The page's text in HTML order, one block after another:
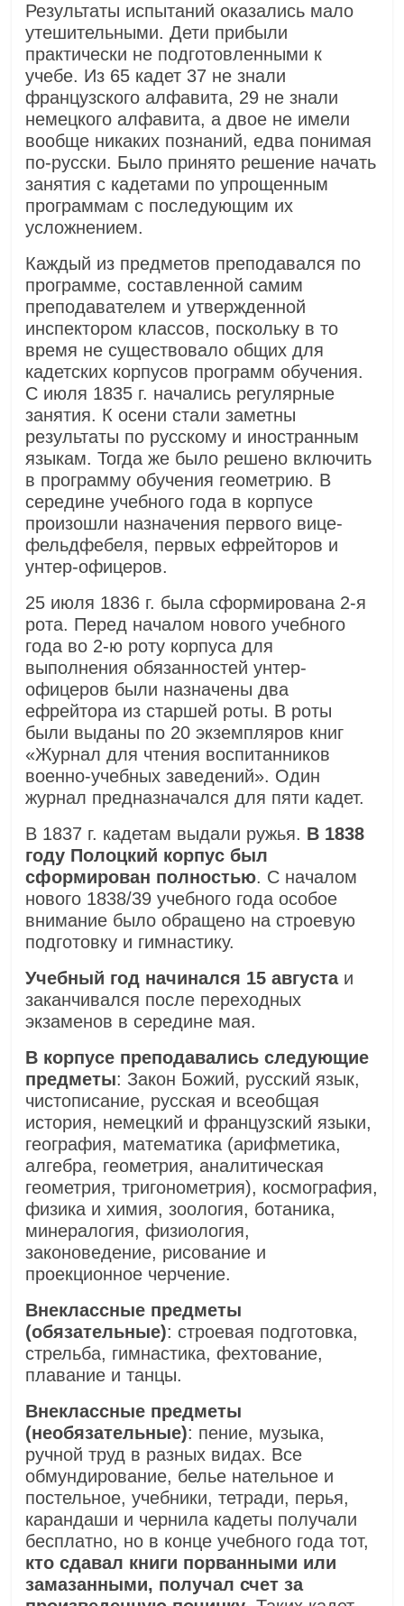
Результаты испытаний оказались мало
утешительными. Дети прибыли
практически не подготовленными к
учебе. Из 65 кадет 37 не знали
французского алфавита, 29 не знали
немецкого алфавита, а двое не имели
вообще никаких познаний, едва понимая
по-русски. Было принято решение начать
занятия с кадетами по упрощенным
программам с последующим их
усложнением.
Каждый из предметов преподавался по
программе, составленной самим
преподавателем и утвержденной
инспектором классов, поскольку в то
время не существовало общих для
кадетских корпусов программ обучения.
С июля 1835 г. начались регулярные
занятия. К осени стали заметны
результаты по русскому и иностранным
языкам. Тогда же было решено включить
в программу обучения геометрию. В
середине учебного года в корпусе
произошли назначения первого вице-
фельдфебеля, первых ефрейторов и
унтер-офицеров.
25 июля 1836 г. была сформирована 2-я
рота. Перед началом нового учебного
года во 2-ю роту корпуса для
выполнения обязанностей унтер-
офицеров были назначены два
ефрейтора из старшей роты. В роты
были выданы по 20 экземпляров книг
«Журнал для чтения воспитанников
военно-учебных заведений». Один
журнал предназначался для пяти кадет.
В 1837 г. кадетам выдали ружья. В 1838
году Полоцкий корпус был
сформирован полностью. С началом
нового 1838/39 учебного года особое
внимание было обращено на строевую
подготовку и гимнастику.
Учебный год начинался 15 августаи
заканчивался после переходных
экзаменов в середине мая.
В корпусе преподавались следующие
предметы: Закон Божий, русский язык,
чистописание, русская и всеобщая
история, немецкий и французский языки,
география, математика (арифметика,
алгебра, геометрия, аналитическая
геометрия, тригонометрия), космография,
физика и химия, зоология, ботаника,
минералогия, физиология,
законоведение, рисование и
проекционное черчение.
Внеклассные предметы
(обязательные): строевая подготовка,
стрельба, гимнастика, фехтование,
плавание и танцы.
Внеклассные предметы
(необязательные): пение, музыка,
ручной труд в разных видах. Все
обмундирование, белье нательное и
постельное, учебники, тетради, перья,
карандаши и чернила кадеты получали
бесплатно, но в конце учебного года тот,
кто сдавал книги порванными или
замазанными, получал счет за